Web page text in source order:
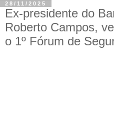
28/11/2025
Ex-presidente do
Roberto Campos,
o 1º Fórum de